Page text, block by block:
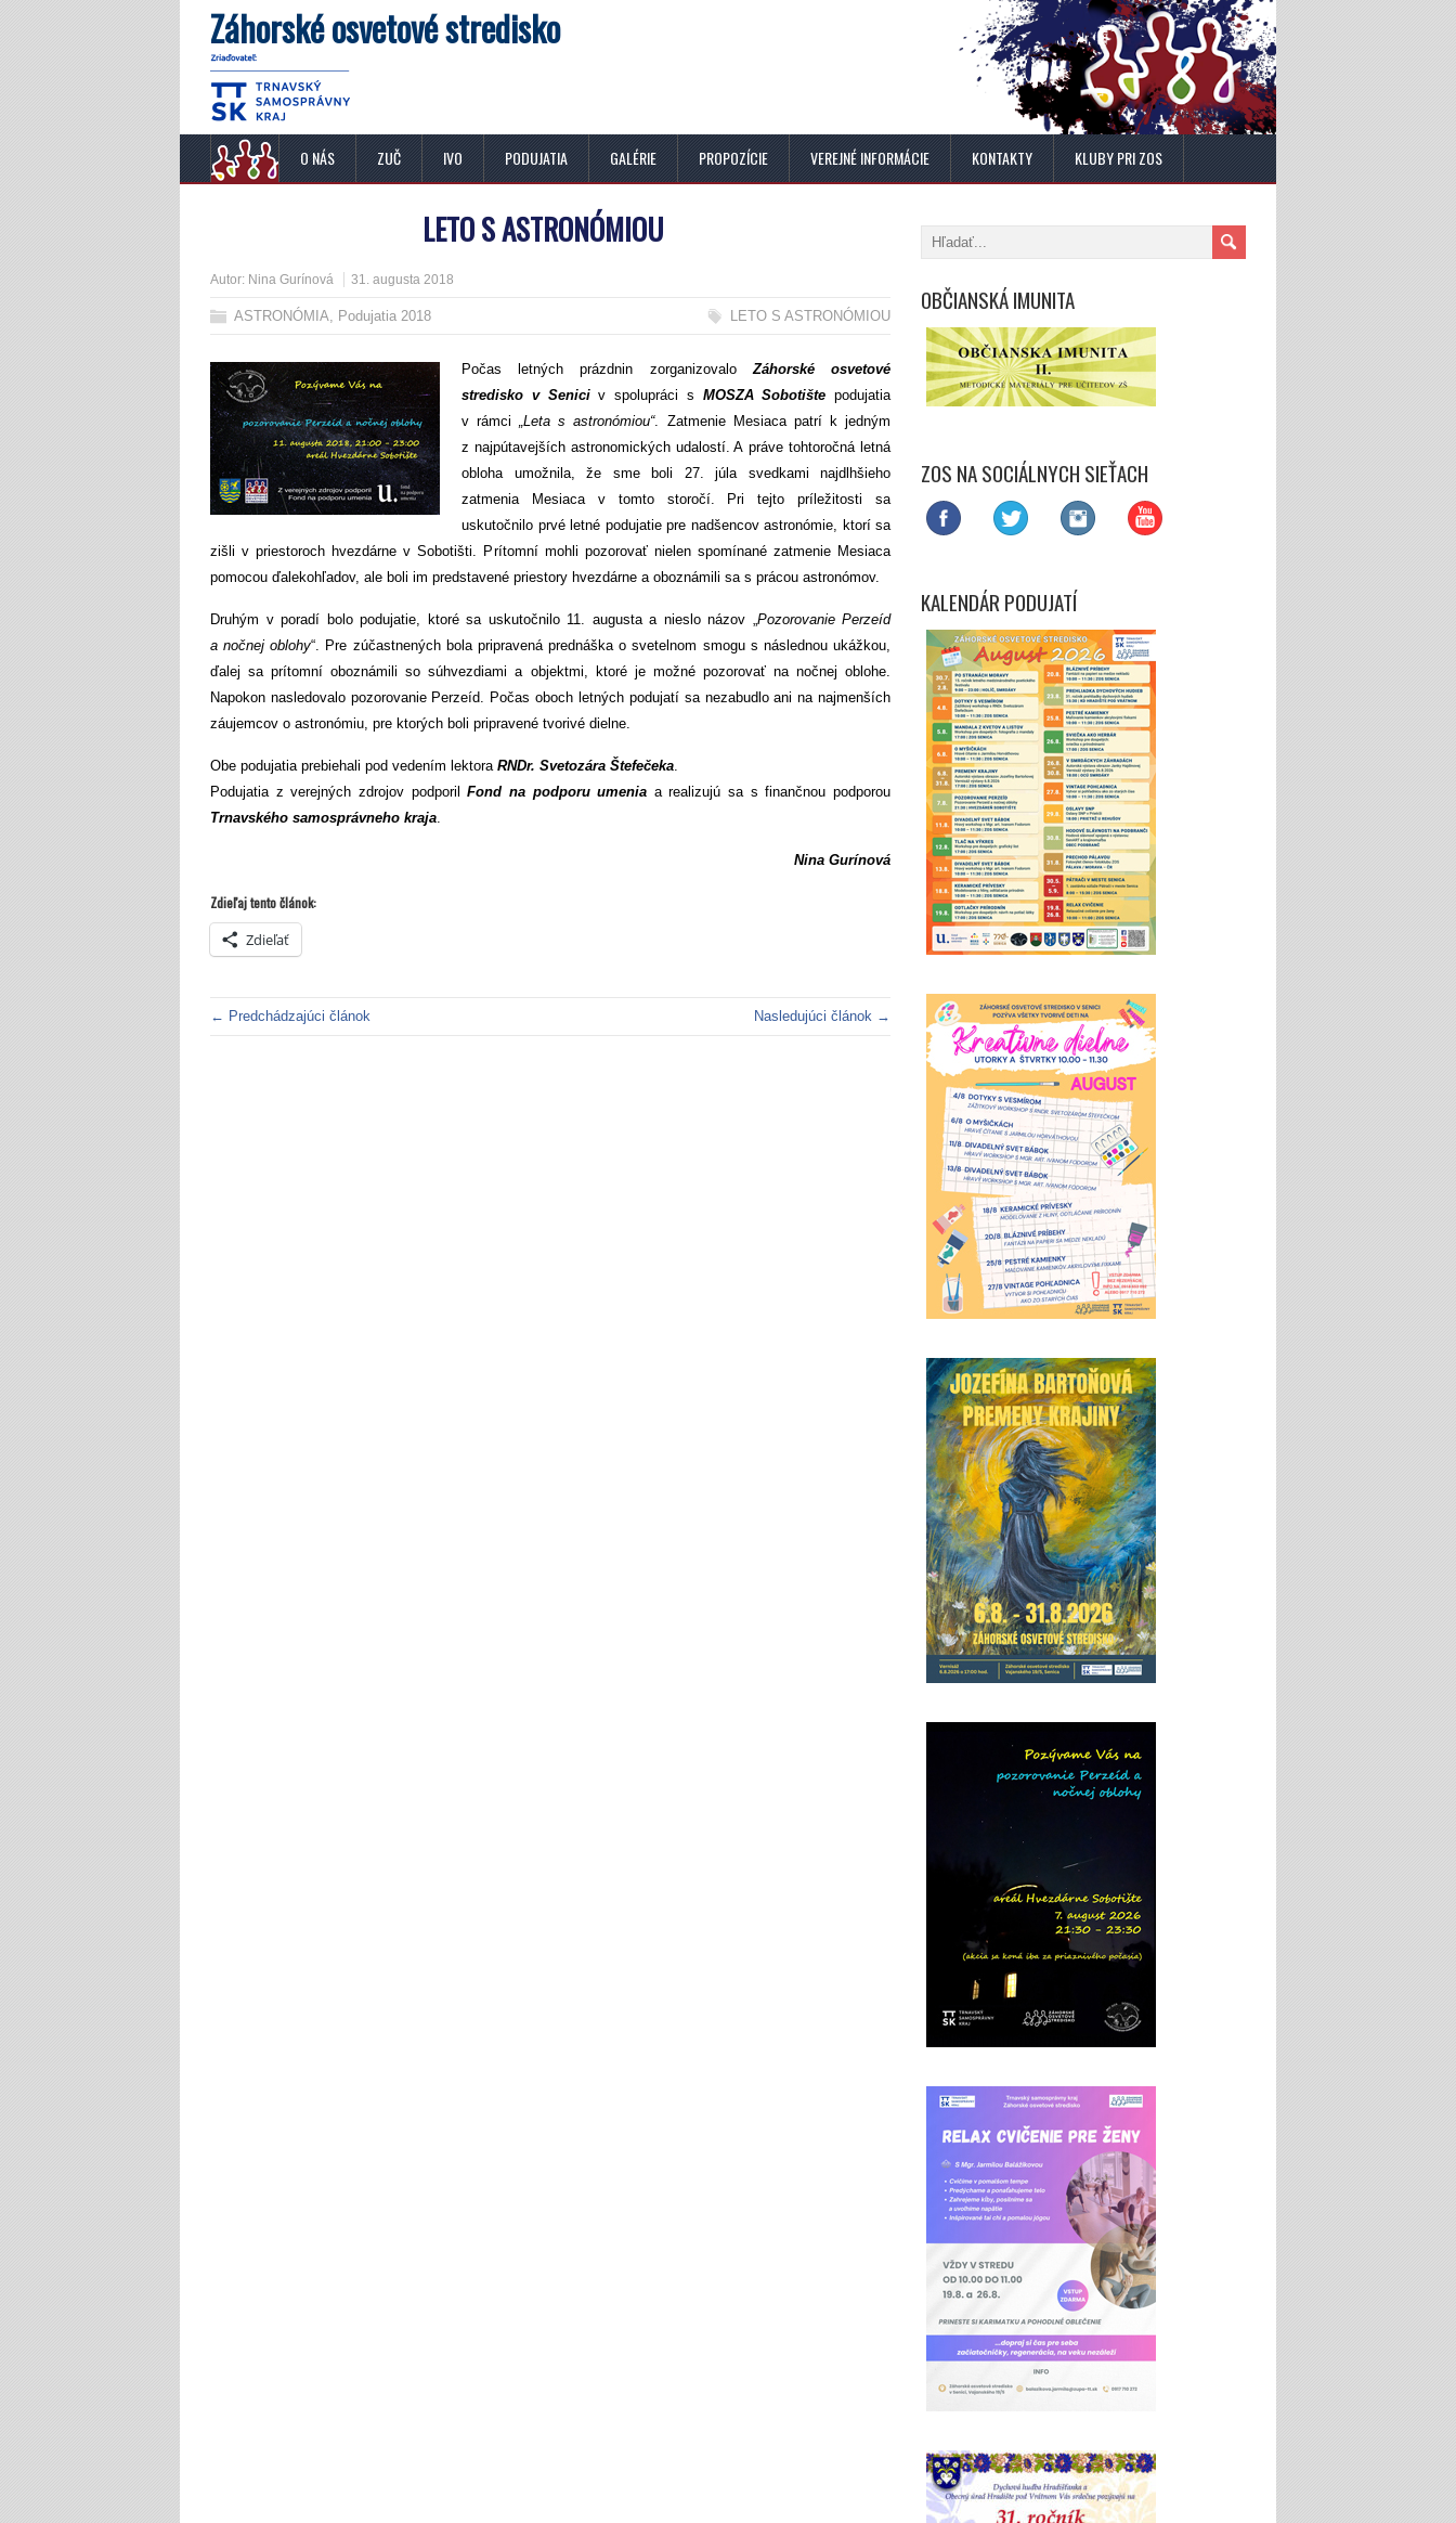
Záhorské osvetové stredisko
O NÁS ZUČ IVO PODUJATIA GALÉRIE PROPOZÍCIE VEREJNÉ INFORMÁCIE KONTAKTY KLUBY PRI ZOS
LETO S ASTRONÓMIOU
Autor: Nina Gurínová 31. augusta 2018
ASTRONÓMIA, Podujatia 2018 LETO S ASTRONÓMIOU
Počas letných prázdnin zorganizovaloZáhorské osvetové
stredisko v Seniciv spolupráci s MOSZA Sobotište podujatia
v rámci„Leta s astronómiou“. Zatmenie Mesiaca patrí k jedným
z najpútavejších astronomických udalostí. A práve tohtoročná letná
obloha umožnila, že sme boli 27. júla svedkami najdlhšieho
zatmenia Mesiaca v tomto storočí. Pri tejto príležitosti sa
uskutočnilo prvé letné podujatie pre nadšencov astronómie, ktorí sa
zišli v priestoroch hvezdárne v Sobotišti. Prítomní mohli pozorovať nielen spomínané zatmenie Mesiaca
pomocou ďalekohľadov, ale boli im predstavené priestory hvezdárne a oboznámili sa s prácou astronómov.
Druhým v poradí bolo podujatie, ktoré sa uskutočnilo 11. augusta a nieslo názov „Pozorovanie Perzeíd
a nočnej oblohy“. Pre zúčastnených bola pripravená prednáška o svetelnom smogu s následnou ukážkou,
ďalej sa prítomní oboznámili so súhvezdiami a objektmi, ktoré je možné pozorovať na nočnej oblohe.
Napokon nasledovalo pozorovanie Perzeíd. Počas oboch letných podujatí sa nezabudlo ani na najmenších
záujemcov o astronómiu, pre ktorých boli pripravené tvorivé dielne.
Obe podujatia prebiehali pod vedením lektora RNDr. Svetozára Štefečeka.
Podujatia z verejných zdrojov podporilFond na podporu umenia a realizujú sa s finančnou podporou
Trnavského samosprávneho kraja.
Nina Gurínová
Zdieľaj tento článok:
Zdieľať
← Predchádzajúci článok Nasledujúci článok →
OBČIANSKÁ IMUNITA
ZOS NA SOCIÁLNYCH SIEŤACH
KALENDÁR PODUJATÍ